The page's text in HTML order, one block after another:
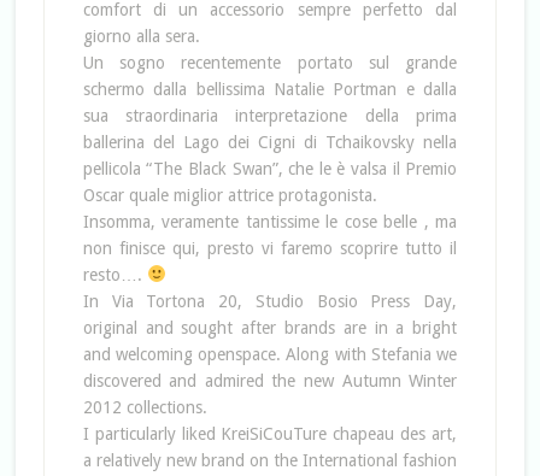
comfort di un accessorio sempre perfetto dal
giorno alla sera.
Un sogno recentemente portato sul grande
schermo dalla bellissima Natalie Portman e dalla
sua straordinaria interpretazione della prima
ballerina del Lago dei Cigni di Tchaikovsky nella
pellicola “The Black Swan”, che le è valsa il Premio
Oscar quale miglior attrice protagonista.
Insomma, veramente tantissime le cose belle , ma
non finisce qui, presto vi faremo scoprire tutto il
resto….
In Via Tortona 20, Studio Bosio Press Day,
original and sought after brands are in a bright
and welcoming openspace. Along with Stefania we
discovered and admired the new Autumn Winter
2012 collections.
I particularly liked KreiSiCouTure chapeau des art,
a relatively new brand on the International fashion